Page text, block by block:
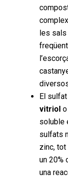
les sals
El
vitriolo
soluble
sulfats
zinc, tot
un 20%
una